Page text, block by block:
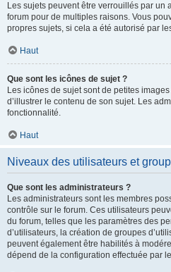
Les sujets peuvent être verrouillés par un
forum pour de multiples raisons. Vous
propres sujets, si cela a été autorisé par
Haut
Que sont les icônes de sujet ?
Les icônes de sujet sont de petites
d’illustrer le contenu de son sujet. Les
fonctionnalité.
Haut
Niveaux des utilisateurs et
Que sont les administrateurs ?
Les administrateurs sont les membres
contrôle sur le forum. Ces utilisateurs
du forum, telles que les paramètres des
d’utilisateurs, la création de groupes
peuvent également être habilités à
dépend de la configuration effectuée par